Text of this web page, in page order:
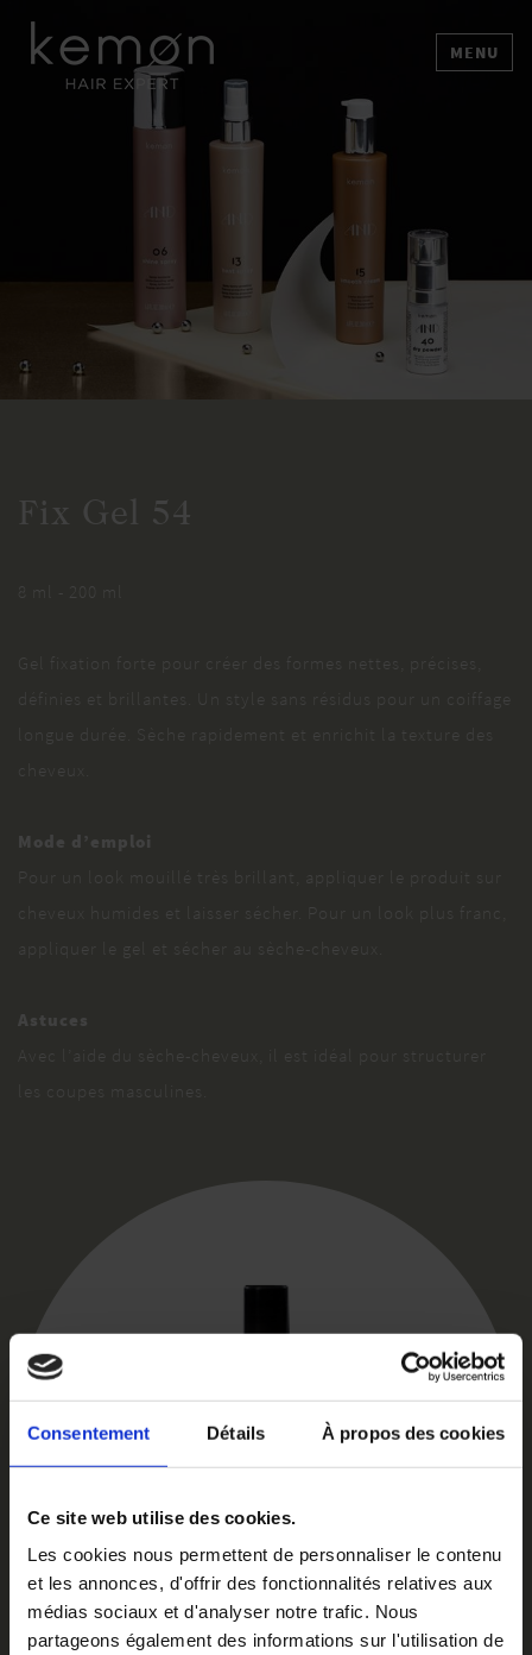
Consentement Détails À propos des cookies
Ce site web utilise des cookies.
Les cookies nous permettent de personnaliser le contenu
et les annonces, d'offrir des fonctionnalités relatives aux
médias sociaux et d'analyser notre trafic. Nous
partageons également des informations sur l'utilisation de
MENU
Fix Gel 54
8 ml - 200 ml
Gel fixation forte pour créer des formes nettes, précises,
définies et brillantes. Un style sans résidus pour un coiffage
longue durée. Sèche rapidement et enrichit la texture des
cheveux.
Mode d’emploi
Pour un look mouillé très brillant, appliquer le produit sur
cheveux humides et laisser sécher. Pour un look plus franc,
appliquer le gel et sécher au sèche-cheveux.
Astuces
Avec l’aide du sèche-cheveux, il est idéal pour structurer
les coupes masculines.